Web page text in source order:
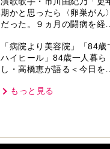
では」との訴えに女性たちの
反応は…
期かと思ったら〈卵巣がん〉
だった。９ヵ月の闘病を経て
紙を今も支えに」【2026上
期BEST】
「病院より美容院」「84歳
ハイヒール」84歳一人暮ら
し・高橋恵が語る＜今日を少
とは…
もっと見る